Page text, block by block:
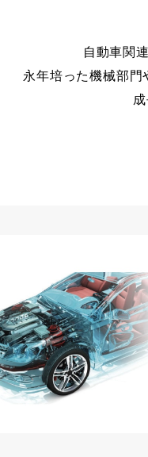
自動車関
永年培った機械部門